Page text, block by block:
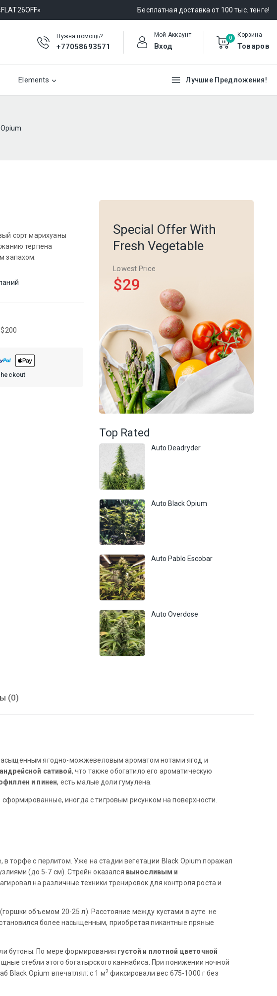
Бесплатная доставка от 100 тыс. тенге!
Нужна помощь?
+77058693571
Мой Аккаунт
Вход
0 Корзина
Товаров
Elements Лучшие Предложения!
Special Offer With
Fresh Vegetable
Lowest Price
$29
Top Rated
Auto Deadryder
Auto Black Opium
Auto Pablo Escobar
Auto Overdose
сорт марихуаны
терпена
запахом.
(0)
ягодно-можжевеловым ароматом нотами ягод и
сативой, что также обогатило его ароматическую
и пинен, есть малые доли гумулена.
иногда с тигровым рисунком на поверхности.
торфе с перлитом. Уже на стадии вегетации Black Opium поражал
(до 5-7 см). Стрейн оказался выносливым и
на различные техники тренировок для контроля роста и
объемом 20-25 л). Расстояние между кустами в ауте не
более насыщенным, приобретая пикантные пряные
бутоны. По мере формирования густой и плотной цветочной
стебли этого богатырского каннабиса. При понижении ночной
Black Opium впечатлял: с 1 м2 фиксировали вес 675-1000 г без